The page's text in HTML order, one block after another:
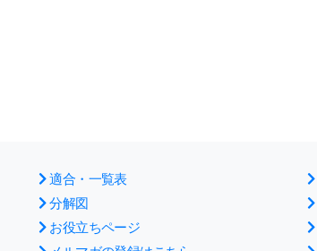
適合・一覧表
分解図
お役立ちページ